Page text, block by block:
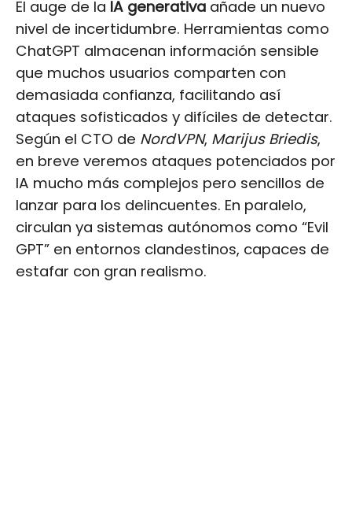
El auge de la IA generativa añade un nuevo
nivel de incertidumbre. Herramientas como
ChatGPT almacenan información sensible
que muchos usuarios comparten con
demasiada confianza, facilitando así
ataques sofisticados y difíciles de detectar.
Según el CTO de NordVPN, Marijus Briedis,
en breve veremos ataques potenciados por
IA mucho más complejos pero sencillos de
lanzar para los delincuentes. En paralelo,
circulan ya sistemas autónomos como “Evil
GPT” en entornos clandestinos, capaces de
estafar con gran realismo.